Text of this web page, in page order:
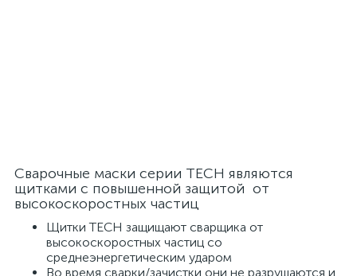
Сварочные маски серии TECH являются
щитками c повышенной защитой от
высокоскоростных частиц
Щитки TECH защищают сварщика от
высокоскоростных частиц со
среднеэнергетическим ударом
Во время сварки/зачистки они не разрушаются и